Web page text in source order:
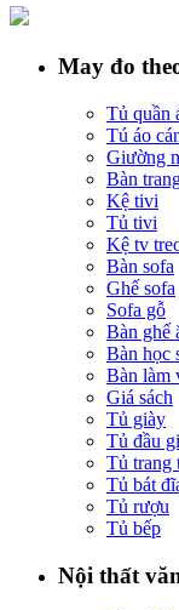
May đo
Tủ quần
Tú áo
Giường
Bàn
Kệ tivi
Tủ tivi
Kệ tv
Bàn sofa
Ghế sofa
Sofa gỗ
Bàn ghế
Bàn học
Bàn làm
Giá sách
Tủ giày
Tủ đầu
Tủ trang
Tủ bát
Tủ rượu
Tủ bếp
Nội thất